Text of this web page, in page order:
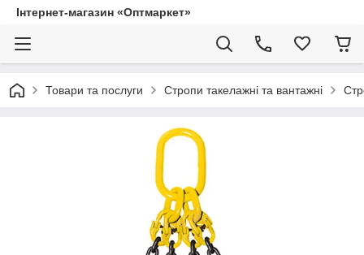
Інтернет-магазин «Оптмаркет»
Товари та послуги Стропи такелажні та вантажні